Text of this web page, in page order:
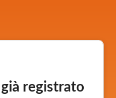
registrato